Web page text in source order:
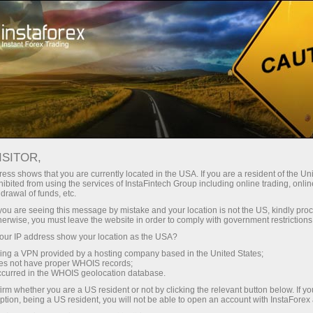
Tentang InstaForex
InstaSport
Ambisius, gigih, dan bertekad keras - ini semua
tentang partner dan ambassador kami.
Dapatkan inspirasi dari mereka dan raih lebih
banyak kemenangan
shows that you are currently located in the USA. If you are a resident of the
from using the services of InstaFintech Group including online trading,
of funds, etc.
are seeing this message by mistake and your location is not the US, kindly
you must leave the website in order to comply with government
IP address show your location as the USA?
a VPN provided by a hosting company based in the United States;
not have proper WHOIS records;
in the WHOIS geolocation database.
whether you are a US resident or not by clicking the relevant button below. If
being a US resident, you will not be able to open an account with InstaForex